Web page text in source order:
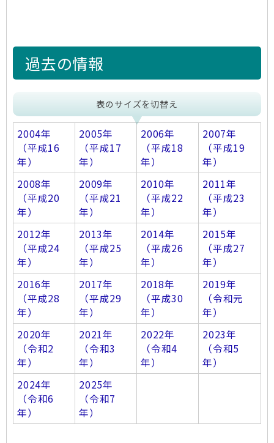
過去の情報
表のサイズを切替え
2004年
（平成16
年）
2005年
（平成17
年）
2006年
（平成18
年）
2007年
（平成19
年）
2008年
（平成20
年）
2009年
（平成21
年）
2010年
（平成22
年）
2011年
（平成23
年）
2012年
（平成24
年）
2013年
（平成25
年）
2014年
（平成26
年）
2015年
（平成27
年）
2016年
（平成28
年）
2017年
（平成29
年）
2018年
（平成30
年）
2019年
（令和元
年）
2020年
（令和2
年）
2021年
（令和3
年）
2022年
（令和4
年）
2023年
（令和5
年）
2024年
（令和6
年）
2025年
（令和7
年）